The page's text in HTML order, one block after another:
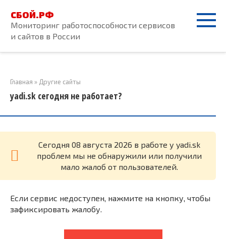
контенту
СБОЙ.РФ
Мониторинг работоспособности сервисов
и сайтов в России
Главная » Другие сайты
yadi.sk сегодня не работает?
Cегодня 08 августа 2026 в работе у yadi.sk
проблем мы не обнаружили или получили
мало жалоб от пользователей.
Если сервис недоступен, нажмите на кнопку, чтобы
зафиксировать жалобу.